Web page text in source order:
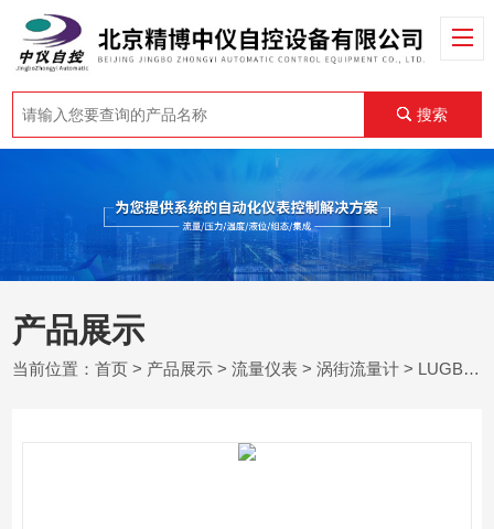
搜索
产品展示
当前位置：首页 > 产品展示 >流量仪表 >涡街流量计 > LUGB涡街流量计供应